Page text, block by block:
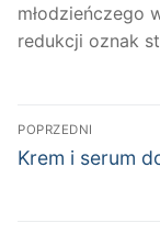
młodzieńczego
redukcji oznak
Nawigacja
wpisu
POPRZEDNI
Poprzedni
Krem i serum